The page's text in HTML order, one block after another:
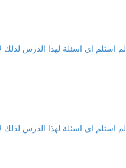
لم استلم اي اسئلة لهذا الدرس
لم استلم اي اسئلة لهذا الدرس